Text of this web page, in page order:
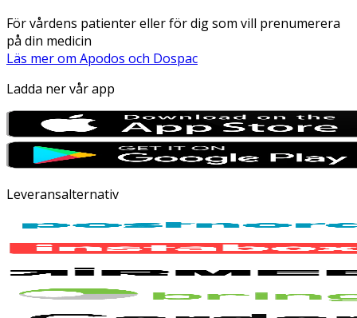
För vårdens patienter eller för dig som vill prenumerera
på din medicin
Läs mer om Apodos och Dospac
Ladda ner vår app
Leveransalternativ